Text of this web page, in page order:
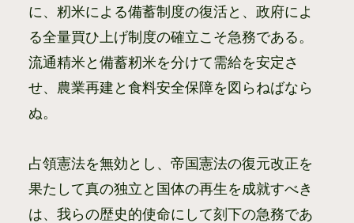
に、籾米による備蓄制度の復活と、政府によ
る全量買ひ上げ制度の確立こそ急務である。
流通精米と備蓄籾米を分けて需給を安定さ
せ、農業再建と食料安全保障を図らねばなら
ぬ。
占領憲法を無効とし、帝国憲法の復元改正を
果たして真の独立と国体の再生を成就すべき
は、我らの歴史的使命にして刻下の急務であ